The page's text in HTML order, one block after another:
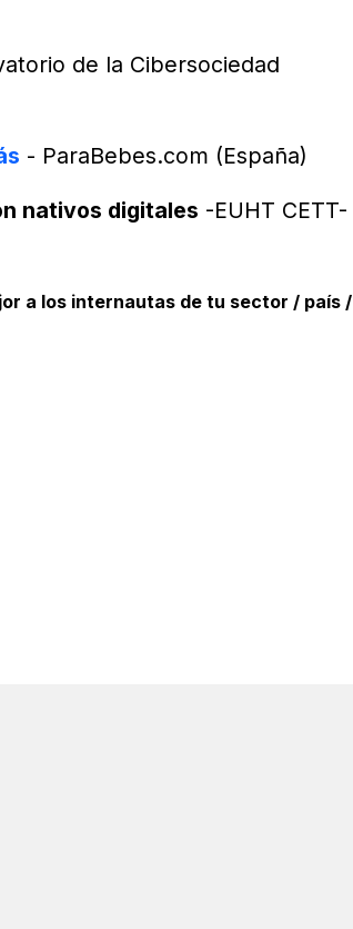
de la Cibersociedad
- ParaBebes.com (España)
nativos digitales -EUHT CETT-
a los internautas de tu sector / país /